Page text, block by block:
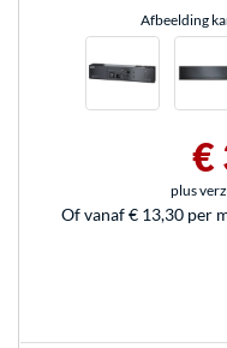
Afbeelding
€
plus
Of vanaf € 13,30 per